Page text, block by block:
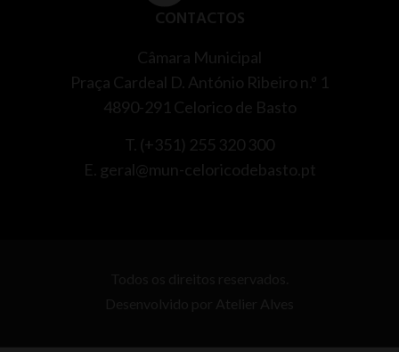
CONTACTOS
Câmara Municipal
Praça Cardeal D. António Ribeiro n.º 1
4890-291 Celorico de Basto
T. (+351) 255 320 300
E. geral@mun-celoricodebasto.pt